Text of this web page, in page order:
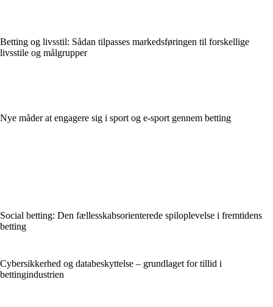
Betting og livsstil: Sådan tilpasses markedsføringen til forskellige
livsstile og målgrupper
Nye måder at engagere sig i sport og e-sport gennem betting
Social betting: Den fællesskabsorienterede spiloplevelse i fremtidens
betting
Cybersikkerhed og databeskyttelse – grundlaget for tillid i
bettingindustrien